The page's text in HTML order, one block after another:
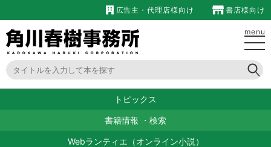
広告主・代理店様向け 書店様向け
menu
トピックス
書籍情報 ・ 検索
Webランティエ（オンライン小説）